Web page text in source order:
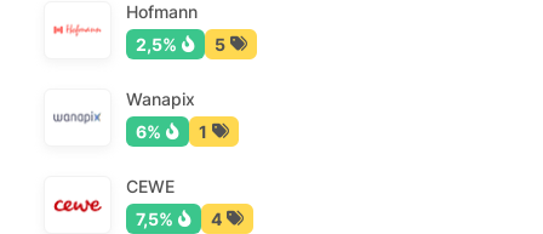
Hofmann
2,5%
5
Wanapix
6%
1
CEWE
7,5%
4